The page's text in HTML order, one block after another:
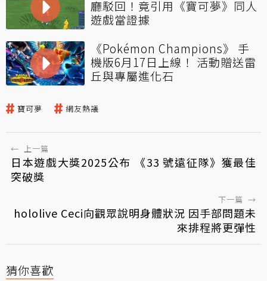
廳駁回！竟引用《寶可夢》同人
遊戲當證據
《Pokémon Champions》 手
機版6月17日上線！ 活動贈送雷
丘與專屬進化石
寶可夢 網友熱議
← 上一篇
日本遊戲大獎2025公布 《33 號遠征隊》獲最佳
突破獎
下一篇 →
hololive Ceci向觀眾說明身體狀況 因手部問題未
來排程將更彈性
猜你喜歡